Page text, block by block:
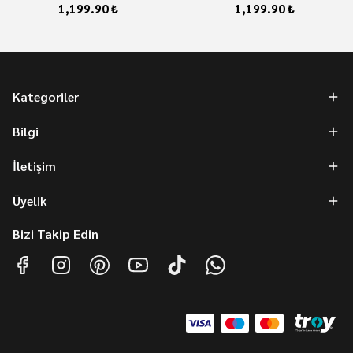
1,199.90 ₺ 1,199.90 ₺
Kategoriler
Bilgi
İletişim
Üyelik
Bizi Takip Edin